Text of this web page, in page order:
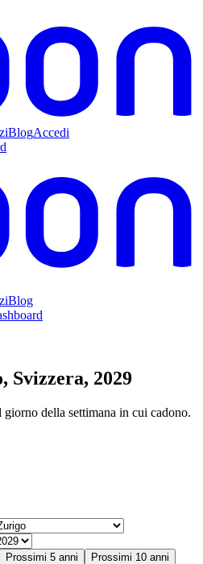
BlogAccedi
Blog
Svizzera, 2029
della settimana in cui cadono.
Prossimi 5 anni Prossimi 10 anni